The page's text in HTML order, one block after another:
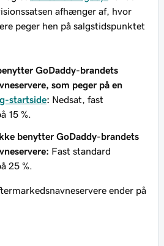
afhænger af, hvor
peger hen på salgstidspunktet
GoDaddy-brandets
som peger på en
startside: Nedsat, fast
15 %.
benytter GoDaddy-brandets
Fast standard
25 %.
ender på